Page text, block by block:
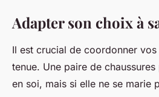
Adapter son choix à
Il est crucial de coordonner
tenue. Une paire de
en soi, mais si elle ne se marie